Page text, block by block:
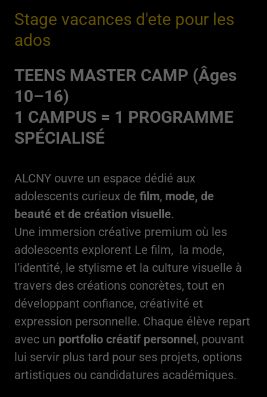
Stage vacances d'ete pour les
ados
TEENS MASTER CAMP (Âges
10–16)
1 CAMPUS = 1 PROGRAMME
SPÉCIALISÉ
ALCNY ouvre un espace dédié aux
adolescents curieux de film, mode, de
beauté et de création visuelle.
Une immersion créative premium où les
adolescents explorent Le film, la mode,
l’identité, le stylisme et la culture visuelle à
travers des créations concrètes, tout en
développant confiance, créativité et
expression personnelle. Chaque élève repart
avec un portfolio créatif personnel, pouvant
lui servir plus tard pour ses projets, options
artistiques ou candidatures académiques.